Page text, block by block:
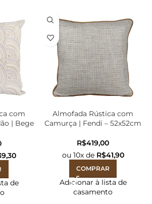
com
| Bege
de
Almofada Rústica com
Camurça | Fendi – 52x52cm
R$
ou 10x de R$41,90
COMPRAR
Adicionar à lista de
casamento